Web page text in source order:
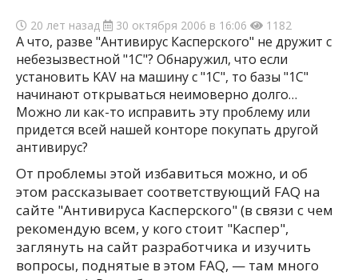
20 лет назад 30 октября 2006 в 16:06 1182
А что, разве "Антивирус Касперского" не дружит с
небезызвестной "1С"? Обнаружил, что если
установить KAV на машину с "1C", то базы "1С"
начинают открываться неимоверно долго…
Можно ли как-то исправить эту проблему или
придется всей нашей конторе покупать другой
антивирус?
От проблемы этой избавиться можно, и об
этом рассказывает соответствующий FAQ на
сайте "Антивируса Касперского" (в связи с чем
рекомендую всем, у кого стоит "Каспер",
заглянуть на сайт разработчика и изучить
вопросы, поднятые в этом FAQ, — там много